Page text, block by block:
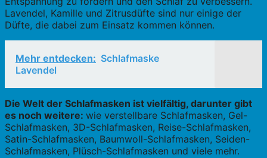
Lavendel, Kamille und Zitrusdüfte sind nur einige der
Düfte, die dabei zum Einsatz kommen können.
Mehr entdecken: Schlafmaske
Lavendel
Die Welt der Schlafmasken ist vielfältig, darunter gibt
es noch weitere: wie verstellbare Schlafmasken, Gel-
Schlafmasken, 3D-Schlafmasken, Reise-Schlafmasken,
Satin-Schlafmasken, Baumwoll-Schlafmasken, Seiden-
Schlafmasken, Plüsch-Schlafmasken und viele mehr.